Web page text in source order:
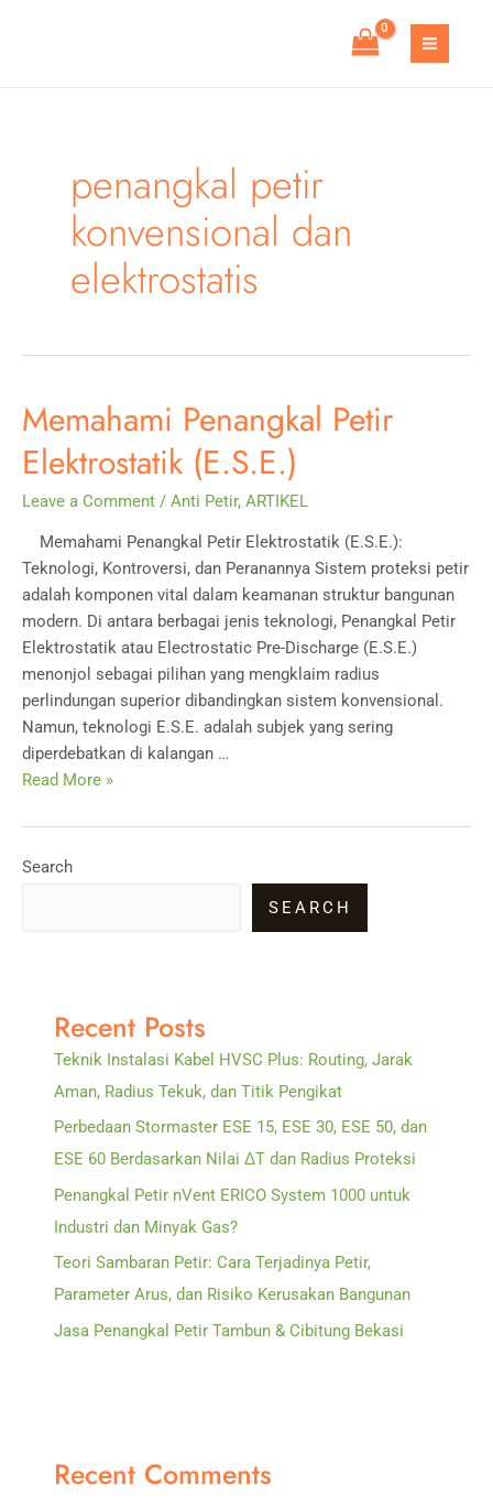
MAIN
penangkal petir
konvensional dan
elektrostatis
Memahami Penangkal Petir
Elektrostatik (E.S.E.)
Leave a Comment / Anti Petir, ARTIKEL
Memahami Penangkal Petir Elektrostatik (E.S.E.):
Teknologi, Kontroversi, dan Peranannya Sistem proteksi petir
adalah komponen vital dalam keamanan struktur bangunan
modern. Di antara berbagai jenis teknologi, Penangkal Petir
Elektrostatik atau Electrostatic Pre-Discharge (E.S.E.)
menonjol sebagai pilihan yang mengklaim radius
perlindungan superior dibandingkan sistem konvensional.
Namun, teknologi E.S.E. adalah subjek yang sering
diperdebatkan di kalangan …
Memahami
Petir
Elektrostatik
Read More »
Search
SEARCH
Recent Posts
Teknik Instalasi Kabel HVSC Plus: Routing, Jarak
Aman, Radius Tekuk, dan Titik Pengikat
Perbedaan Stormaster ESE 15, ESE 30, ESE 50, dan
ESE 60 Berdasarkan Nilai ΔT dan Radius Proteksi
Penangkal Petir nVent ERICO System 1000 untuk
Industri dan Minyak Gas?
Teori Sambaran Petir: Cara Terjadinya Petir,
Parameter Arus, dan Risiko Kerusakan Bangunan
Jasa Penangkal Petir Tambun & Cibitung Bekasi
Recent Comments